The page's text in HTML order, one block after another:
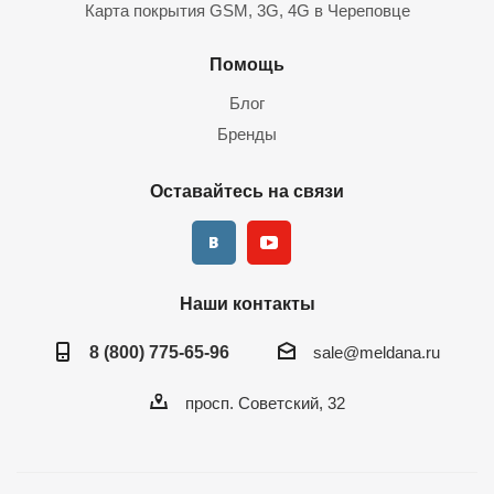
оборудование нам поставляют непосредственно
осуществляется в любой регион РФ.
Карта покрытия GSM, 3G, 4G в Череповце
Помощь
Блог
Бренды
Оставайтесь на связи
Наши контакты
8 (800) 775-65-96 sale@meldana.ru
просп. Советский, 32